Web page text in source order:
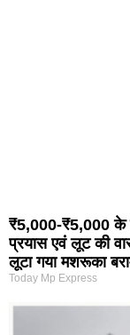
₹5,000-₹5,000 के
प्रयास एवं लूट की
लूटा गया मशरूका
Today Mp Express